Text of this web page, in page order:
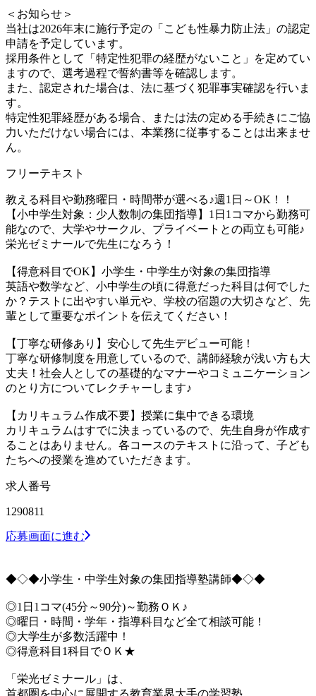
＜お知らせ＞
当社は2026年末に施行予定の「こども性暴力防止法」の認定
申請を予定しています。
採用条件として「特定性犯罪の経歴がないこと」を定めてい
ますので、選考過程で誓約書等を確認します。
また、認定された場合は、法に基づく犯罪事実確認を行いま
す。
特定性犯罪経歴がある場合、または法の定める手続きにご協
力いただけない場合には、本業務に従事することは出来ませ
ん。
フリーテキスト
教える科目や勤務曜日・時間帯が選べる♪週1日～OK！！
【小中学生対象：少人数制の集団指導】1日1コマから勤務可
能なので、大学やサークル、プライベートとの両立も可能♪
栄光ゼミナールで先生になろう！
【得意科目でOK】小学生・中学生が対象の集団指導
英語や数学など、小中学生の頃に得意だった科目は何でした
か？テストに出やすい単元や、学校の宿題の大切さなど、先
輩として重要なポイントを伝えてください！
【丁寧な研修あり】安心して先生デビュー可能！
丁寧な研修制度を用意しているので、講師経験が浅い方も大
丈夫！社会人としての基礎的なマナーやコミュニケーション
のとり方についてレクチャーします♪
【カリキュラム作成不要】授業に集中できる環境
カリキュラムはすでに決まっているので、先生自身が作成す
ることはありません。各コースのテキストに沿って、子ども
たちへの授業を進めていただきます。
求人番号
1290811
応募画面に進む
◆◇◆小学生・中学生対象の集団指導塾講師◆◇◆
◎1日1コマ(45分～90分)～勤務ＯＫ♪
◎曜日・時間・学年・指導科目など全て相談可能！
◎大学生が多数活躍中！
◎得意科目1科目でＯＫ★
「栄光ゼミナール」は、
首都圏を中心に展開する教育業界大手の学習塾。